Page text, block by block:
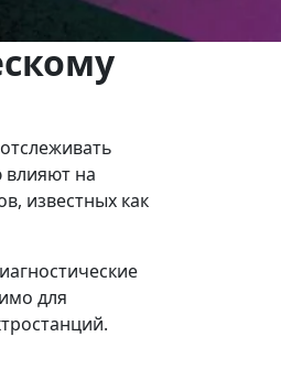
влияют на
известных как
для